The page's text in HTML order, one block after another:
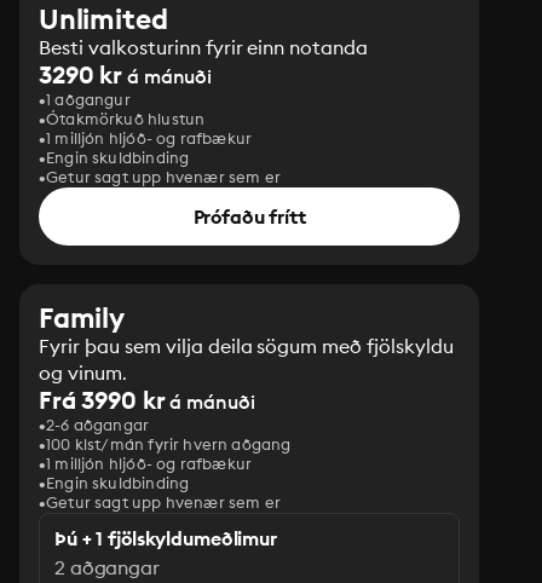
Unlimited
Besti valkosturinn fyrir einn notanda
3290 kr á mánuði
1 aðgangur
Ótakmörkuð hlustun
1 milljón hljóð- og rafbækur
Engin skuldbinding
Getur sagt upp hvenær sem er
Prófaðu frítt
Family
Fyrir þau sem vilja deila sögum með fjölskyldu
og vinum.
Frá 3990 krá mánuði
2-6 aðgangar
100 klst/mán fyrir hvern aðgang
1 milljón hljóð- og rafbækur
‎Engin skuldbinding
Getur sagt upp hvenær sem er
Þú + 1 fjölskyldumeðlimur
2 aðgangar